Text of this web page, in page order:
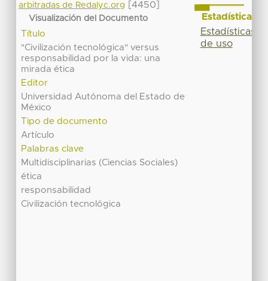
arbitradas de Redalyc.org
[4450]
Visualización del Documento
Título
"Civilización tecnológica" versus
responsabilidad por la vida: una
mirada ética
Editor
Universidad Autónoma del Estado de
México
Tipo de documento
Artículo
Palabras clave
Multidisciplinarias (Ciencias Sociales)
ética
responsabilidad
Civilización tecnológica
Estadísticas
Estadísticas
de uso